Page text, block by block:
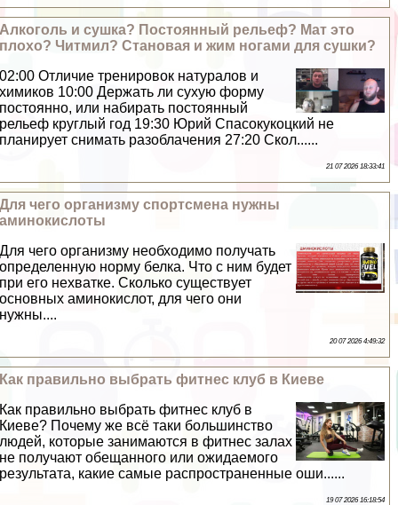
Алкоголь и сушка? Постоянный рельеф? Мат это
плохо? Читмил? Становая и жим ногами для сушки?
02:00 Отличие тренировок натуралов и
химиков 10:00 Держать ли сухую форму
постоянно, или набирать постоянный
рельеф круглый год 19:30 Юрий Спасокукоцкий не
планирует снимать разоблачения 27:20 Скол......
21 07 2026 18:33:41
Для чего организму спортсмена нужны
аминокислоты
Для чего организму необходимо получать
определенную норму белка. Что с ним будет
при его нехватке. Сколько существует
основных аминокислот, для чего они
нужны....
20 07 2026 4:49:32
Как правильно выбрать фитнес клуб в Киеве
Как правильно выбрать фитнес клуб в
Киеве? Почему же всё таки большинство
людей, которые занимаются в фитнес залах
не получают обещанного или ожидаемого
результата, какие самые распространенные оши......
19 07 2026 16:18:54